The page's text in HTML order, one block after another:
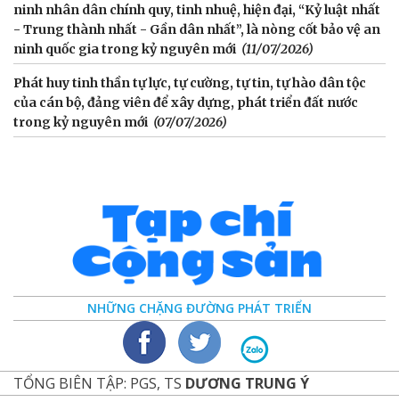
ninh nhân dân chính quy, tinh nhuệ, hiện đại, “Kỷ luật nhất
- Trung thành nhất - Gần dân nhất”, là nòng cốt bảo vệ an
ninh quốc gia trong kỷ nguyên mới (11/07/2026)
Phát huy tinh thần tự lực, tự cường, tự tin, tự hào dân tộc
của cán bộ, đảng viên để xây dựng, phát triển đất nước
trong kỷ nguyên mới (07/07/2026)
NHỮNG CHẶNG ĐƯỜNG PHÁT TRIỂN
TỔNG BIÊN TẬP: PGS, TS DƯƠNG TRUNG Ý